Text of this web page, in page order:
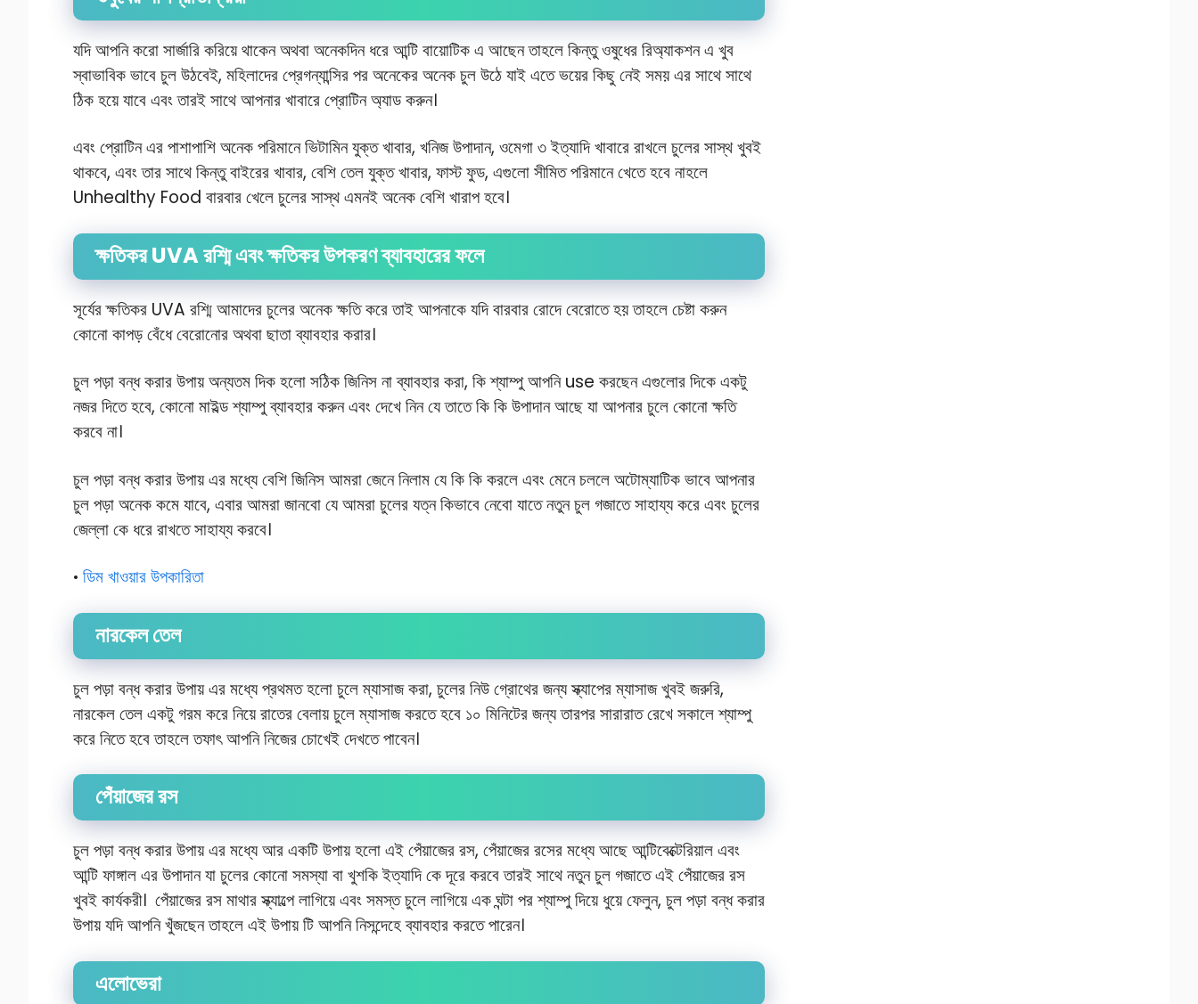
যদি আপনি করো সার্জারি করিয়ে থাকেন অথবা অনেকদিন ধরে আন্টি বায়োটিক এ আছেন তাহলে কিন্তু ওষুধের রিঅ্যাকশন এ খুব
স্বাভাবিক ভাবে চুল উঠবেই, মহিলাদের প্রেগন্যান্সির পর অনেকের অনেক চুল উঠে যাই এতে ভয়ের কিছু নেই সময় এর সাথে সাথে
ঠিক হয়ে যাবে এবং তারই সাথে আপনার খাবারে প্রোটিন অ্যাড করুন।
এবং প্রোটিন এর পাশাপাশি অনেক পরিমানে ভিটামিন যুক্ত খাবার, খনিজ উপাদান, ওমেগা ৩ ইত্যাদি খাবারে রাখলে চুলের সাস্থ খুবই
থাকবে, এবং তার সাথে কিন্তু বাইরের খাবার, বেশি তেল যুক্ত খাবার, ফাস্ট ফুড, এগুলো সীমিত পরিমানে খেতে হবে নাহলে
Unhealthy Food বারবার খেলে চুলের সাস্থ এমনই অনেক বেশি খারাপ হবে।
ক্ষতিকর UVA রশ্মি এবং ক্ষতিকর উপকরণ ব্যাবহারের ফলে
সূর্যের ক্ষতিকর UVA রশ্মি আমাদের চুলের অনেক ক্ষতি করে তাই আপনাকে যদি বারবার রোদে বেরোতে হয় তাহলে চেষ্টা করুন
কোনো কাপড় বেঁধে বেরোনোর অথবা ছাতা ব্যাবহার করার।
চুল পড়া বন্ধ করার উপায় অন্যতম দিক হলো সঠিক জিনিস না ব্যাবহার করা, কি শ্যাম্পু আপনি use করছেন এগুলোর দিকে একটু
নজর দিতে হবে, কোনো মাইল্ড শ্যাম্পু ব্যাবহার করুন এবং দেখে নিন যে তাতে কি কি উপাদান আছে যা আপনার চুলে কোনো ক্ষতি
করবে না।
চুল পড়া বন্ধ করার উপায় এর মধ্যে বেশি জিনিস আমরা জেনে নিলাম যে কি কি করলে এবং মেনে চললে অটোম্যাটিক ভাবে আপনার
চুল পড়া অনেক কমে যাবে, এবার আমরা জানবো যে আমরা চুলের যত্ন কিভাবে নেবো যাতে নতুন চুল গজাতে সাহায্য করে এবং চুলের
জেল্লা কে ধরে রাখতে সাহায্য করবে।
• ডিম খাওয়ার উপকারিতা
নারকেল তেল
চুল পড়া বন্ধ করার উপায় এর মধ্যে প্রথমত হলো চুলে ম্যাসাজ করা, চুলের নিউ গ্রোথের জন্য স্ক্যাপের ম্যাসাজ খুবই জরুরি,
নারকেল তেল একটু গরম করে নিয়ে রাতের বেলায় চুলে ম্যাসাজ করতে হবে ১০ মিনিটের জন্য তারপর সারারাত রেখে সকালে শ্যাম্পু
করে নিতে হবে তাহলে তফাৎ আপনি নিজের চোখেই দেখতে পাবেন।
পেঁয়াজের রস
চুল পড়া বন্ধ করার উপায় এর মধ্যে আর একটি উপায় হলো এই পেঁয়াজের রস, পেঁয়াজের রসের মধ্যে আছে আন্টিবেক্টেরিয়াল এবং
আন্টি ফাঙ্গাল এর উপাদান যা চুলের কোনো সমস্যা বা খুশকি ইত্যাদি কে দূরে করবে তারই সাথে নতুন চুল গজাতে এই পেঁয়াজের রস
খুবই কার্যকরী। পেঁয়াজের রস মাথার স্ক্যাল্পে লাগিয়ে এবং সমস্ত চুলে লাগিয়ে এক ঘন্টা পর শ্যাম্পু দিয়ে ধুয়ে ফেলুন, চুল পড়া বন্ধ করার
উপায় যদি আপনি খুঁজছেন তাহলে এই উপায় টি আপনি নিসন্দেহে ব্যাবহার করতে পারেন।
এলোভেরা